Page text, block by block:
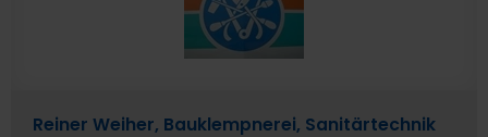
Reiner Weiher, Bauklempnerei, Sanitärtechnik